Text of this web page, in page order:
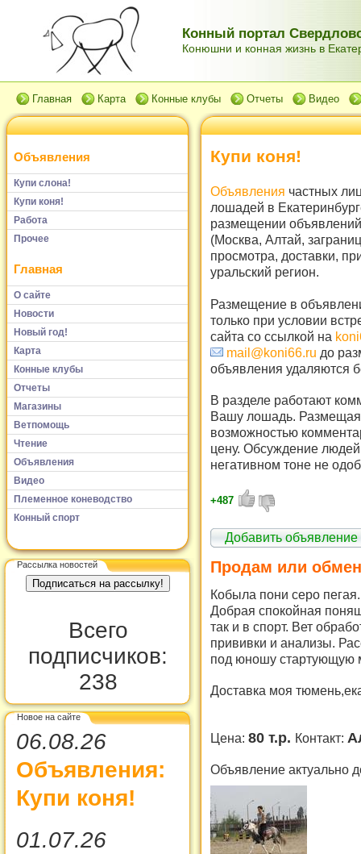
Конный портал
Конюшни и конная жизнь в
Главная Карта Конные клубы Отчеты Видео
Объявления
Купи слона!
Купи коня!
Работа
Прочее
Главная
О сайте
Новости
Новый год!
Карта
Конные клубы
Отчеты
Магазины
Ветпомощь
Чтение
Объявления
Видео
Племенное коневодство
Конный спорт
Рассылка новостей
Всего
подписчиков:
238
Новое на сайте
06.08.26
Объявления:
Купи коня!
01.07.26
Купи коня!
Объявления частных
лошадей в
размещении
(Москва, Алтай,
просмотра, доставки,
уральский регион.
Размещение в
только при условии
сайта со ссылкой на
mail@koni66.ru до
объявления удаляются
В разделе работают
Вашу лошадь. Размещая
возможностью
цену. Обсуждение
негативном тоне не
+487
Добавить объявление
Продам или
Кобыла пони серо
Добрая спокойная
так и в спорт. Вет
прививки и анализы.
под юношу стартующую
Доставка моя
Цена: 80 т.р. Контакт:
Объявление актуально